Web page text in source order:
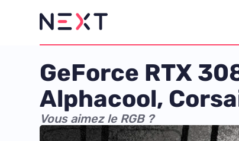
GeForce RTX
Alphacool,
Vous aimez le RGB ?